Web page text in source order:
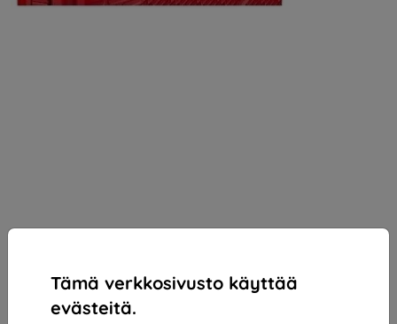
Tämä verkkosivusto käyttää
evästeitä.